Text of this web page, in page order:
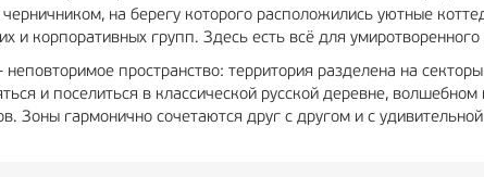
на берегу которого расположились уютные
и корпоративных групп. Здесь есть всё для
пространство: территория разделена на
и поселиться в классической русской деревне,
Зоны гармонично сочетаются друг с другом и с